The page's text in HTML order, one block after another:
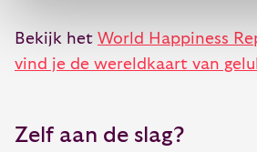
Bekijk het World Happiness
vind je de wereldkaart van
Zelf aan de slag?